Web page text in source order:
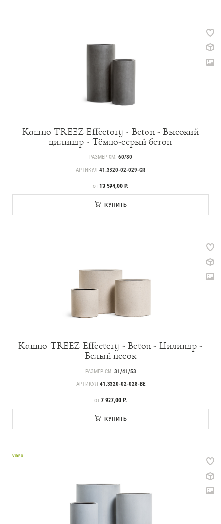
Кашпо TREEZ Effectory - Beton - Высокий
цилиндр - Тёмно-серый бетон
РАЗМЕР СМ. 60/80
АРТИКУЛ 41.3320-02-029-GR
ЦЕНА
ОТ 13 594,00 Р.
КУПИТЬ
Кашпо TREEZ Effectory - Beton - Цилиндр -
Белый песок
РАЗМЕР СМ. 31/41/53
АРТИКУЛ 41.3320-02-028-BE
ЦЕНА
ОТ7 927,00 Р.
КУПИТЬ
VIDEO